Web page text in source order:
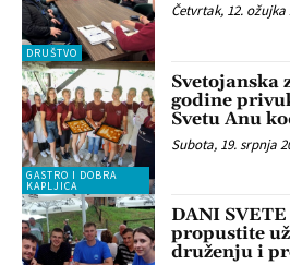
DRUŠTVO
Četvrtak, 12. ožujka
GASTRO I DOBRA
KAPLJICA
Svetojanska
godine
Svetu Anu
Subota, 19. srpnja
DANI
propustite
druženju i